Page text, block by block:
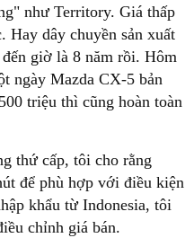
như Territory. Giá thấp
Hay dây chuyền sản xuất
giờ là 8 năm rồi. Hôm
ngày Mazda CX-5 bản
triệu thì cũng hoàn toàn
thứ cấp, tôi cho rằng
để phù hợp với điều kiện
khẩu từ Indonesia, tôi
chỉnh giá bán.